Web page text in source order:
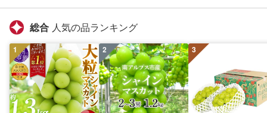
総合 人気の品ランキング
1 2 3